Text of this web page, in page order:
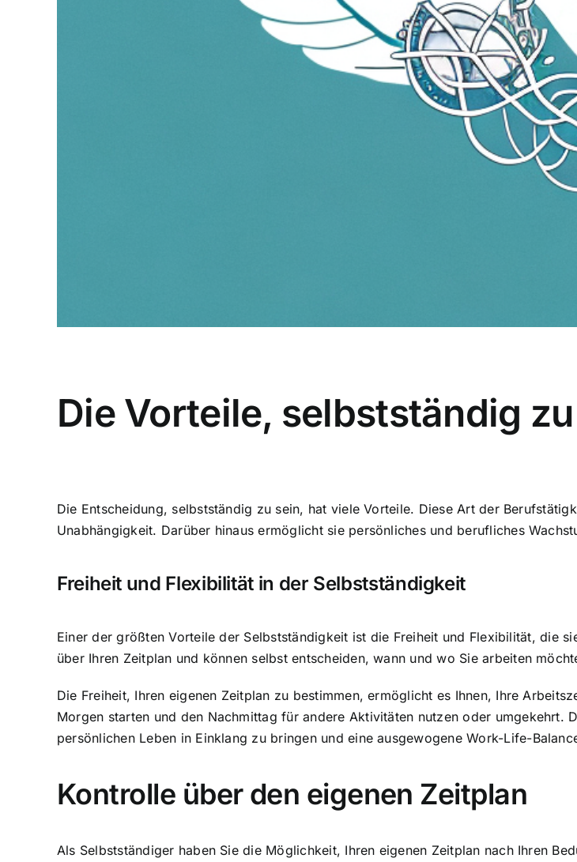
Die Vorteile, selbstständig
Die Entscheidung, selbstständig zu sein, hat viele Vorteile. Diese Art der
Unabhängigkeit. Darüber hinaus ermöglicht sie persönliches und berufliches
Freiheit und Flexibilität in der Selbstständigkeit
Einer der größten Vorteile der Selbstständigkeit ist die Freiheit und Flexibilität, die
über Ihren Zeitplan und können selbst entscheiden, wann und wo Sie arbeiten
Die Freiheit, Ihren eigenen Zeitplan zu bestimmen, ermöglicht es Ihnen, Ihre
Morgen starten und den Nachmittag für andere Aktivitäten nutzen oder umgekehrt.
persönlichen Leben in Einklang zu bringen und eine ausgewogene Work-Life-
Kontrolle über den eigenen Zeitplan
Als Selbstständiger haben Sie die Möglichkeit, Ihren eigenen Zeitplan nach Ihren